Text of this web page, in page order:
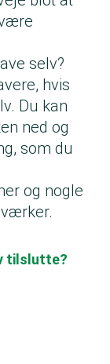
selv?
hvis
Du kan
ned og
som du
og nogle
tilslutte?